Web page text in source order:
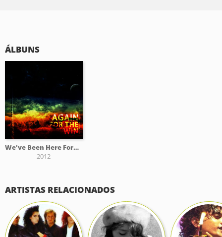
ÁLBUNS
We've Been Here Forever
2012
ARTISTAS RELACIONADOS